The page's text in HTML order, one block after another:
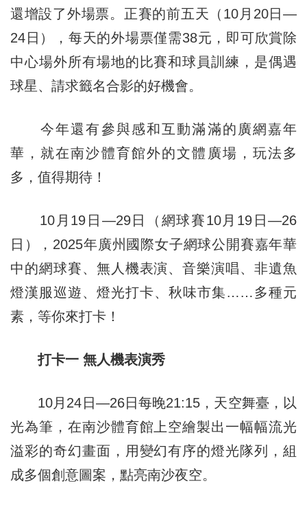
還增設了外場票。正賽的前五天（10月20日—
24日），每天的外場票僅需38元，即可欣賞除
中心場外所有場地的比賽和球員訓練，是偶遇
球星、請求籤名合影的好機會。
今年還有參與感和互動滿滿的廣網嘉年
華，就在南沙體育館外的文體廣場，玩法多
多，值得期待！
10月19日—29日（網球賽10月19日—26
日），2025年廣州國際女子網球公開賽嘉年華
中的網球賽、無人機表演、音樂演唱、非遺魚
燈漢服巡遊、燈光打卡、秋味市集……多種元
素，等你來打卡！
打卡一 無人機表演秀
10月24日—26日每晚21:15，天空舞臺，以
光為筆，在南沙體育館上空繪製出一幅幅流光
溢彩的奇幻畫面，用變幻有序的燈光隊列，組
成多個創意圖案，點亮南沙夜空。